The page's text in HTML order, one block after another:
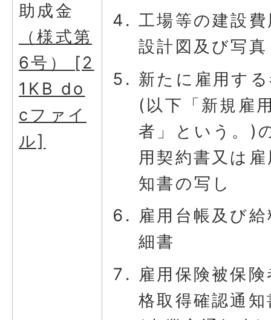
助成金
（様式第
6号） [2
1KB do
cファイ
ル]
工場等の建設
設計図及び写真
新たに雇用す
(以下「新規雇
者」という。)
用契約書又は
知書の写し
雇用台帳及び
細書
雇用保険被保
格取得確認通知